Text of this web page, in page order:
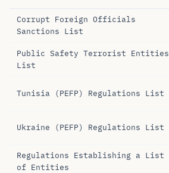
Corrupt Foreign Officials
Sanctions List
Public Safety Terrorist Entities
List
Tunisia (PEFP) Regulations List
Ukraine (PEFP) Regulations List
Regulations Establishing a List
of Entities